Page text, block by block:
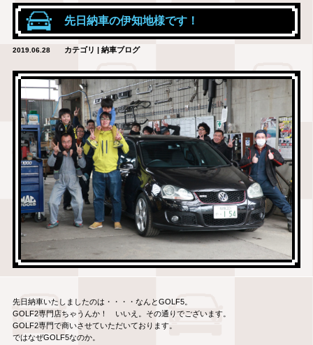
先日納車の伊知地様です！
2019.06.28 カテゴリ | 納車ブログ
先日納車いたしましたのは・・・・なんとGOLF5。
GOLF2専門店ちゃうんか！ いいえ。その通りでございます。
GOLF2専門で商いさせていただいております。
ではなぜGOLF5なのか。